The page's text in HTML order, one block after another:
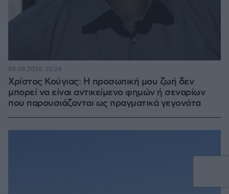
Χρίστος Κούγιας: Η προσωπική μου ζωή δεν
μπορεί να είναι αντικείμενο φημών ή σεναρίων
που παρουσιάζονται ως πραγματικά γεγονότα
06.08.2026, 22:24